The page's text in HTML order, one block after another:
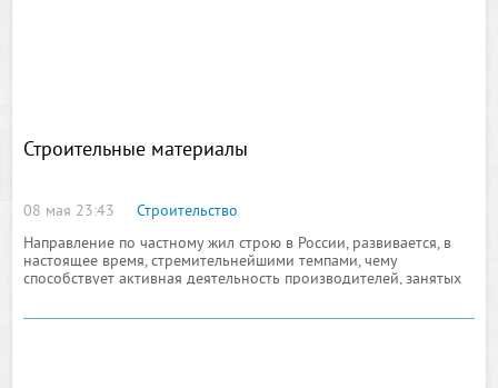
Строительные материалы
08 мая 23:43
Строительство
Направление по частному жил строю в России, развивается, в
настоящее время, стремительнейшими темпами, чему
способствует активная деятельность производителей, занятых